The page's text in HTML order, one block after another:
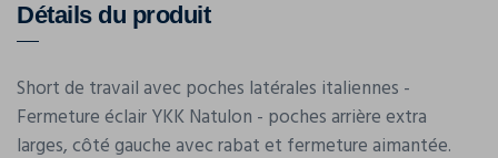
Détails du produit
Short de travail avec poches latérales italiennes -
Fermeture éclair YKK Natulon - poches arrière extra
larges, côté gauche avec rabat et fermeture aimantée.